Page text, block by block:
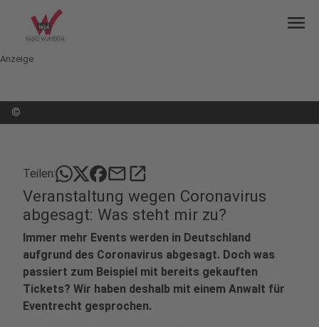
menu
Anzeige
©
Teilen: mailopen_in_new
Veranstaltung wegen Coronavirus
abgesagt: Was steht mir zu?
Immer mehr Events werden in Deutschland
aufgrund des Coronavirus abgesagt. Doch was
passiert zum Beispiel mit bereits gekauften
Tickets? Wir haben deshalb mit einem Anwalt für
Eventrecht gesprochen.